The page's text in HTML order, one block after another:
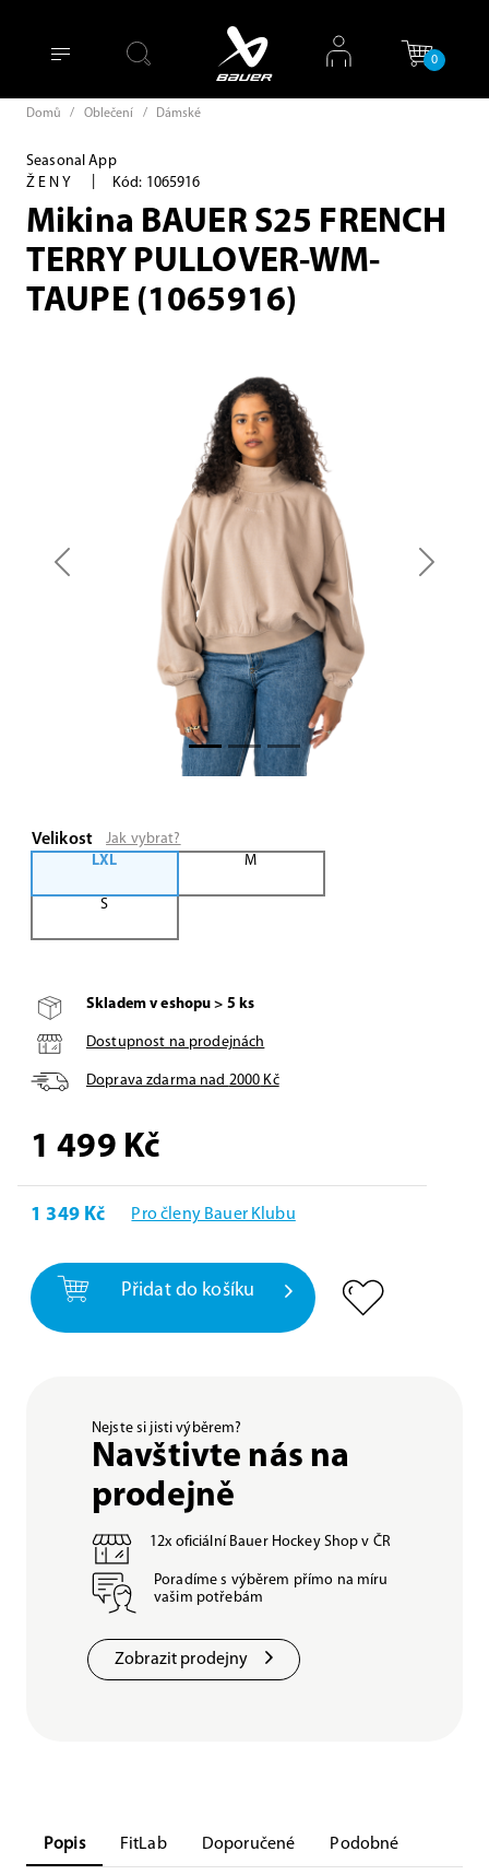
0
Domů / Oblečení / Dámské
Seasonal App
ŽENY
Kód: 1065916
Mikina BAUER S25 FRENCH
TERRY PULLOVER-WM-
TAUPE (1065916)
Previous Next
Velikost
Jak vybrat?
LXL
M
S
Skladem v eshopu > 5 ks
Dostupnost na prodejnách
Doprava zdarma nad 2000 Kč
1 499 Kč
1 349 Kč Pro členy Bauer Klubu
Přidat do košíku
Nejste si jisti výběrem?
Navštivte nás na
prodejně
12x oficiální Bauer Hockey Shop v ČR
Poradíme s výběrem přímo na míru
vašim potřebám
Zobrazit prodejny
Popis FitLab Doporučené Podobné